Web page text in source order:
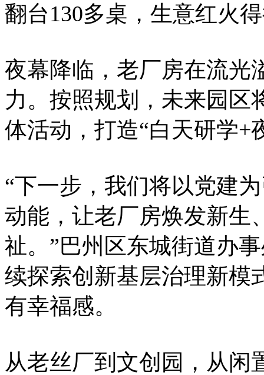
翻台130多桌，生意红火
夜幕降临，老厂房在流光
力。按照规划，未来园区
体活动，打造“白天研学+
“下一步，我们将以党建
动能，让老厂房焕发新生
祉。”巴州区东城街道办
续探索创新基层治理新模
有幸福感。
从老丝厂到文创园，从闲